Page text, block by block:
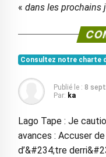
« dans les prochains
Consultez notre charte
Publié le : 8
Par: ka
Lago Tape : Je
avances : Accuser
d’&#234;tre